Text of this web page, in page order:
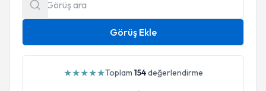
Görüş Ekle
★★★★★Toplam 154değerlendirme